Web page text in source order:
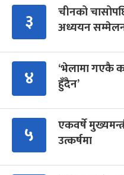
३
चीनको
अध्ययन
४
‘भेलामा गएकै
हुँदैन’
५
एकवर्षे
उत्कर्षमा